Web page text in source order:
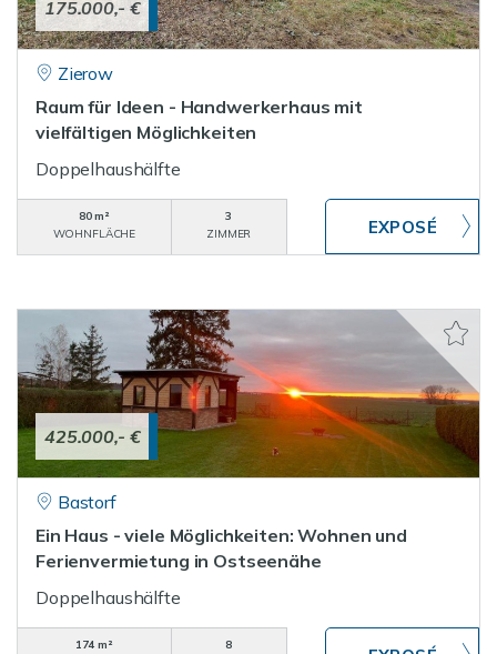
175.000,- €
Zierow
Raum für Ideen - Handwerkerhaus mit
vielfältigen Möglichkeiten
Doppelhaushälfte
80 m²
WOHNFLÄCHE
3
ZIMMER
425.000,- €
Bastorf
Ein Haus - viele Möglichkeiten: Wohnen und
Ferienvermietung in Ostseenähe
Doppelhaushälfte
174 m²
8